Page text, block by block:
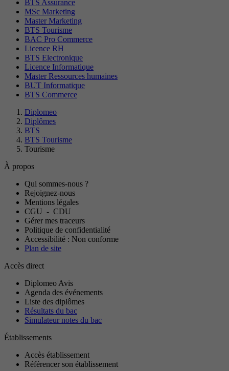
BTS Assurance
MSc Marketing
Master Marketing
BTS Tourisme
BAC Pro Commerce
Licence RH
BTS Electronique
Licence Informatique
Master Ressources humaines
BUT Informatique
BTS Commerce
Diplomeo
Diplômes
BTS
BTS Tourisme
Tourisme
À propos
Qui sommes-nous ?
Rejoignez-nous
Mentions légales
CGU - CDU
Gérer mes traceurs
Politique de confidentialité
Accessibilité : Non conforme
Plan de site
Accès direct
Diplomeo Avis
Agenda des événements
Liste des diplômes
Résultats du bac
Simulateur notes du bac
Établissements
Accès établissement
Référencer son établissement